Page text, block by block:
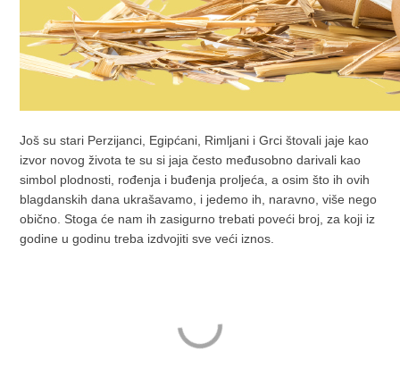
Još su stari Perzijanci, Egipćani, Rimljani i Grci štovali jaje kao
izvor novog života te su si jaja često međusobno darivali kao
simbol plodnosti, rođenja i buđenja proljeća, a osim što ih ovih
blagdanskih dana ukrašavamo, i jedemo ih, naravno, više nego
obično. Stoga će nam ih zasigurno trebati poveći broj, za koji iz
godine u godinu treba izdvojiti sve veći iznos.